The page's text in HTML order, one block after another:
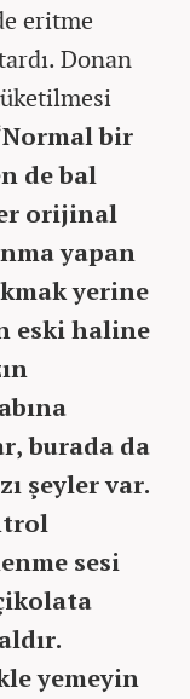
eritme
Donan
bir
de bal
orijinal
yapan
yerine
eski haline
burada da
şeyler var.
sesi
yemeyin